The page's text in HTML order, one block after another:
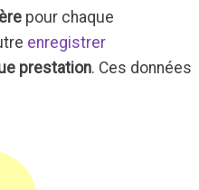
pour chaque
enregistrer
prestation. Ces données